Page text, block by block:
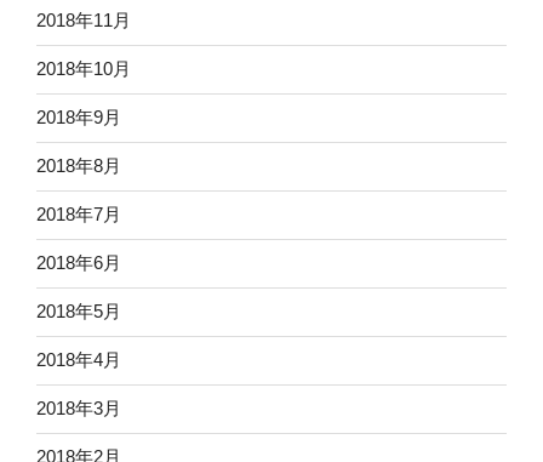
2018年11月
2018年10月
2018年9月
2018年8月
2018年7月
2018年6月
2018年5月
2018年4月
2018年3月
2018年2月